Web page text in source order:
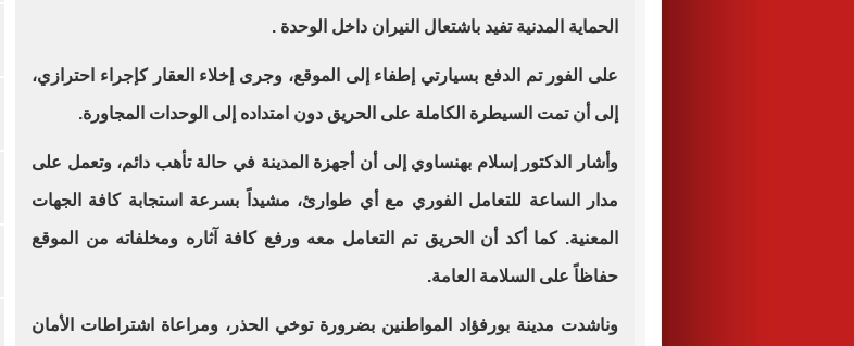
الحماية المدنية تفيد باشتعال النيران داخل الوحدة .
على الفور تم الدفع بسيارتي إطفاء إلى الموقع، وجرى إخلاء العقار كإجراء احترازي،
إلى أن تمت السيطرة الكاملة على الحريق دون امتداده إلى الوحدات المجاورة.
وأشار الدكتور إسلام بهنساوي إلى أن أجهزة المدينة في حالة تأهب دائم، وتعمل على
مدار الساعة للتعامل الفوري مع أي طوارئ، مشيداً بسرعة استجابة كافة الجهات
المعنية. كما أكد أن الحريق تم التعامل معه ورفع كافة آثاره ومخلفاته من الموقع
حفاظاً على السلامة العامة.
وناشدت مدينة بورفؤاد المواطنين بضرورة توخي الحذر، ومراعاة اشتراطات الأمان